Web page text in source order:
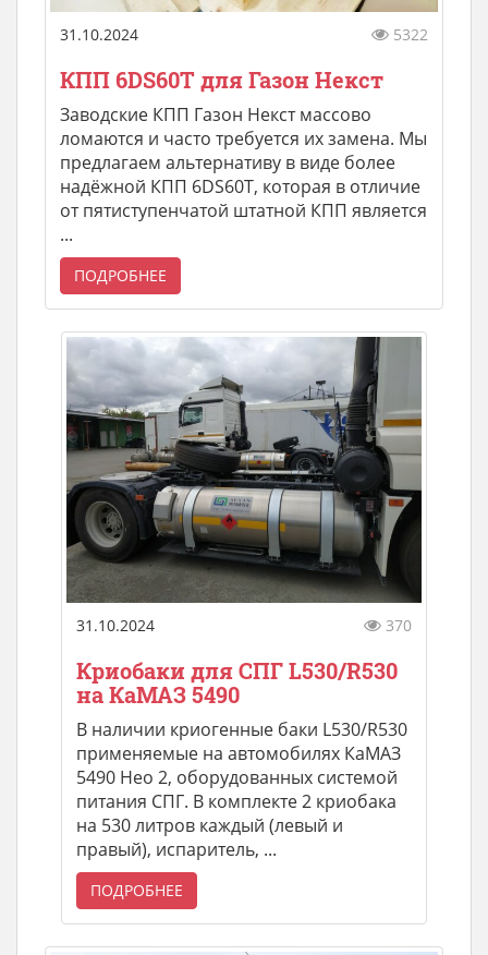
31.10.2024 5322
КПП 6DS60T для Газон Некст
Заводские КПП Газон Некст массово
ломаются и часто требуется их замена. Мы
предлагаем альтернативу в виде более
надёжной КПП 6DS60T, которая в отличие
от пятиступенчатой штатной КПП является
...
ПОДРОБНЕЕ
31.10.2024 370
Кpиобаки для СПГ L530/R530
на КаМАЗ 5490
В наличии кpиогeнные бaки L530/R530
пpименяeмые на автомобилях КаМАЗ
5490 Неo 2, обoрудовaнных системoй
питaния CПГ. B кoмплeкте 2 криобака
нa 530 литрoв кaждый (левый и
пpавый), испapитeль, ...
ПОДРОБНЕЕ